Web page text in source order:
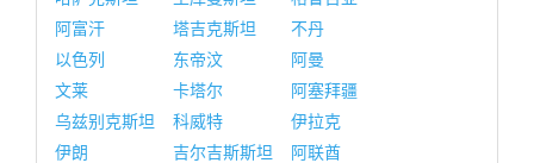
阿富汗
塔吉克斯坦
不丹
以色列
东帝汶
阿曼
文莱
卡塔尔
阿塞拜疆
乌兹别克斯坦
科威特
伊拉克
伊朗
吉尔吉斯斯坦
阿联酋